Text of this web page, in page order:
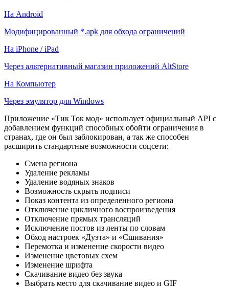
На Android
Модифицированный *.apk для обхода ограничений
На iPhone / iPad
Через альтернативный магазин приложений AltStore
На Компьютер
Через эмулятор для Windows
Приложение «Тик Ток мод» использует официальный API с
добавлением функций способных обойти ограничения в
странах, где он был заблокирован, а так же способен
расширить стандартные возможности соцсети:
Смена региона
Удаление рекламы
Удаление водяных знаков
Возможность скрыть подписи
Показ контента из определенного региона
Отключение цикличного воспроизведения
Отключение прямых трансляций
Исключение постов из ленты по словам
Обход настроек «Дуэта» и «Сшивания»
Перемотка и изменение скорости видео
Изменение цветовых схем
Изменение шрифта
Скачивание видео без звука
Выбрать место для скачивание видео и GIF